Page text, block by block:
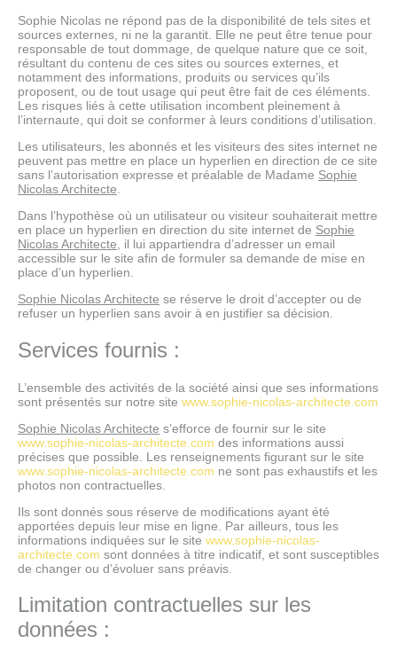
Sophie Nicolas ne répond pas de la disponibilité de tels sites et
sources externes, ni ne la garantit. Elle ne peut être tenue pour
responsable de tout dommage, de quelque nature que ce soit,
résultant du contenu de ces sites ou sources externes, et
notamment des informations, produits ou services qu’ils
proposent, ou de tout usage qui peut être fait de ces éléments.
Les risques liés à cette utilisation incombent pleinement à
l’internaute, qui doit se conformer à leurs conditions d’utilisation.
Les utilisateurs, les abonnés et les visiteurs des sites internet ne
peuvent pas mettre en place un hyperlien en direction de ce site
sans l’autorisation expresse et préalable de Madame Sophie
Nicolas Architecte
Dans l’hypothèse où un utilisateur ou visiteur souhaiterait mettre
en place un hyperlien en direction du site internet de Sophie
Nicolas Architecte , il lui appartiendra d’adresser un email
accessible sur le site afin de formuler sa demande de mise en
place d’un hyperlien.
Sophie Nicolas Architecte se réserve le droit d’accepter ou de
refuser un hyperlien sans avoir à en justifier sa décision.
Services fournis :
L’ensemble des activités de la société ainsi que ses informations
sont présentés sur notre site www.sophie-nicolas-architecte.com
Sophie Nicolas Architecte s’efforce de fournir sur le site
www.sophie-nicolas-architecte.com des informations aussi
précises que possible. Les renseignements figurant sur le site
www.sophie-nicolas-architecte.com ne sont pas exhaustifs et les
photos non contractuelles.
Ils sont donnés sous réserve de modifications ayant été
apportées depuis leur mise en ligne. Par ailleurs, tous les
informations indiquées sur le site www.sophie-nicolas-
architecte.com sont données à titre indicatif, et sont susceptibles
de changer ou d’évoluer sans préavis.
Limitation contractuelles sur les
données :